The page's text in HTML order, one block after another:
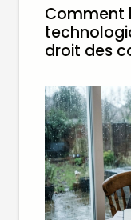
Comment
droit des